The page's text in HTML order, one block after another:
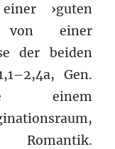
›guten
von einer
der beiden
Gen.
einem